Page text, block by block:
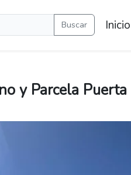
Buscar Inicio
y Parcela